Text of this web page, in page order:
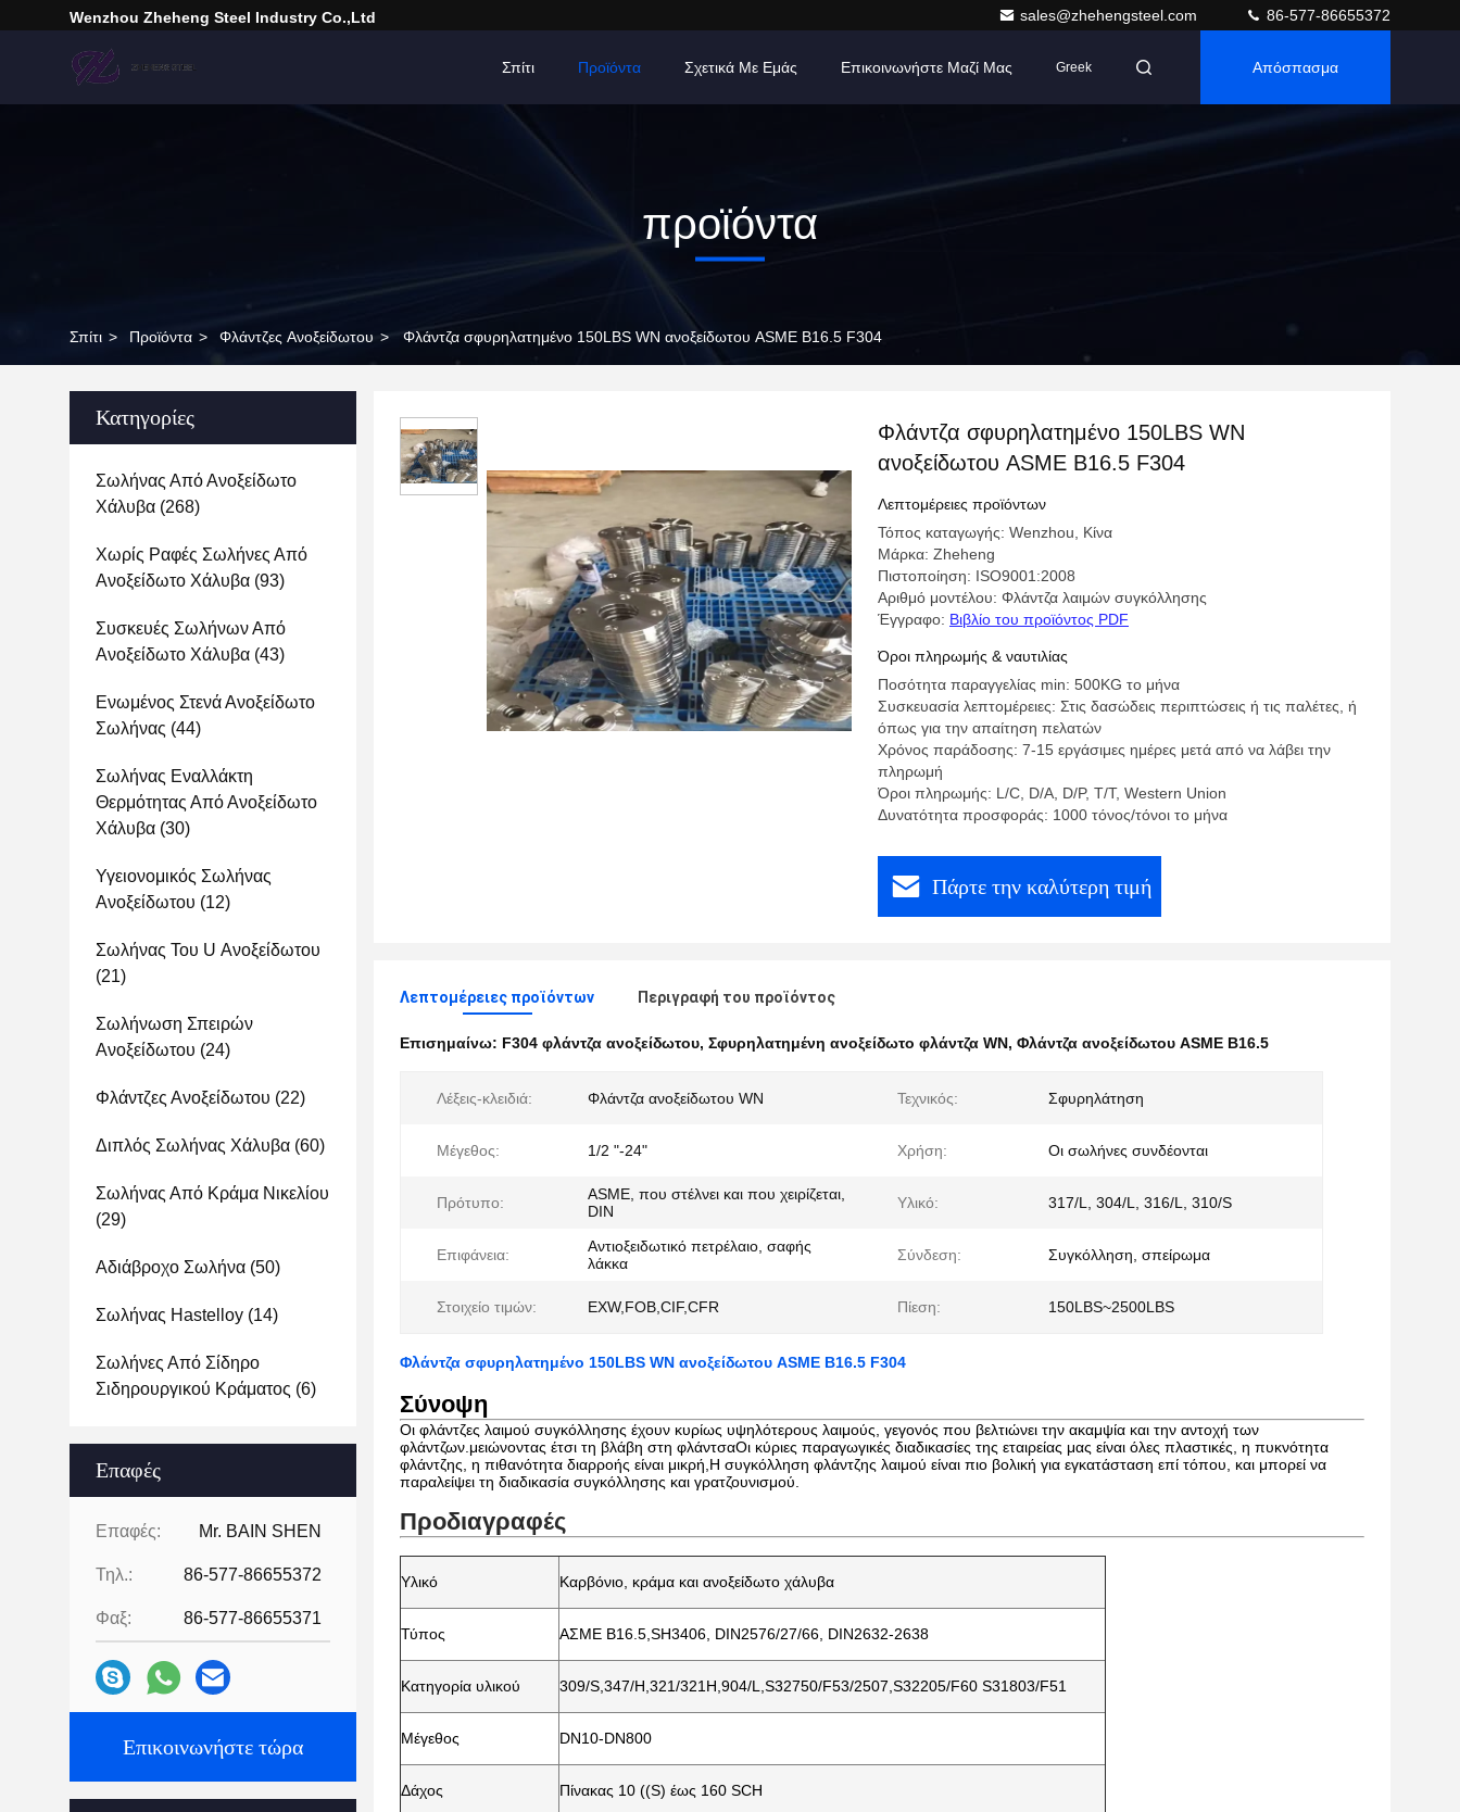
Wenzhou Zheheng Steel Industry Co.,Ltd sales@zhehengsteel.com 86-577-86655372
Σπίτι Προϊόντα Σχετικά Με Εμάς Επικοινωνήστε Μαζί Μας Greek Απόσπασμα
προϊόντα
Σπίτι > Προϊόντα > Φλάντζες Ανοξείδωτου > Φλάντζα σφυρηλατημένο 150LBS WN ανοξείδωτου ASME B16.5 F304
Κατηγορίες
Σωλήνας Από Ανοξείδωτο
Χάλυβα (268)
Χωρίς Ραφές Σωλήνες Από
Ανοξείδωτο Χάλυβα (93)
Συσκευές Σωλήνων Από
Ανοξείδωτο Χάλυβα (43)
Ενωμένος Στενά Ανοξείδωτο
Σωλήνας (44)
Σωλήνας Εναλλάκτη
Θερμότητας Από Ανοξείδωτο
Χάλυβα (30)
Υγειονομικός Σωλήνας
Ανοξείδωτου (12)
Σωλήνας Του U Ανοξείδωτου
(21)
Σωλήνωση Σπειρών
Ανοξείδωτου (24)
Φλάντζες Ανοξείδωτου (22)
Διπλός Σωλήνας Χάλυβα (60)
Σωλήνας Από Κράμα Νικελίου
(29)
Αδιάβροχο Σωλήνα (50)
Σωλήνας Hastelloy (14)
Σωλήνες Από Σίδηρο
Σιδηρουργικού Κράματος (6)
Επαφές
Επαφές: Mr. BAIN SHEN
Τηλ.: 86-577-86655372
Φαξ: 86-577-86655371
Επικοινωνήστε τώρα
Φλάντζα σφυρηλατημένο 150LBS WN
ανοξείδωτου ASME B16.5 F304
Λεπτομέρειες προϊόντων
Τόπος καταγωγής: Wenzhou, Κίνα
Μάρκα: Zheheng
Πιστοποίηση: ISO9001:2008
Αριθμό μοντέλου: Φλάντζα λαιμών συγκόλλησης
Έγγραφο: Βιβλίο του προϊόντος PDF
Όροι πληρωμής & ναυτιλίας
Ποσότητα παραγγελίας min: 500KG το μήνα
Συσκευασία λεπτομέρειες: Στις δασώδεις περιπτώσεις ή τις παλέτες, ή
όπως για την απαίτηση πελατών
Χρόνος παράδοσης: 7-15 εργάσιμες ημέρες μετά από να λάβει την
πληρωμή
Όροι πληρωμής: L/C, D/A, D/P, T/T, Western Union
Δυνατότητα προσφοράς: 1000 τόνος/τόνοι το μήνα
Πάρτε την καλύτερη τιμή
Λεπτομέρειες προϊόντων Περιγραφή του προϊόντος
Επισημαίνω: F304 φλάντζα ανοξείδωτου, Σφυρηλατημένη ανοξείδωτο φλάντζα WN, Φλάντζα ανοξείδωτου ASME B16.5
Λέξεις-κλειδιά: Φλάντζα ανοξείδωτου WN Τεχνικός: Σφυρηλάτηση
Μέγεθος: 1/2 "-24" Χρήση: Οι σωλήνες συνδέονται
Πρότυπο:
ASME, που στέλνει και που χειρίζεται,
DIN
Υλικό: 317/L, 304/L, 316/L, 310/S
Επιφάνεια:
Αντιοξειδωτικό πετρέλαιο, σαφής
λάκκα
Σύνδεση: Συγκόλληση, σπείρωμα
Στοιχείο τιμών: EXW,FOB,CIF,CFR Πίεση: 150LBS~2500LBS
Φλάντζα σφυρηλατημένο 150LBS WN ανοξείδωτου ASME B16.5 F304
Σύνοψη
Οι φλάντζες λαιμού συγκόλλησης έχουν κυρίως υψηλότερους λαιμούς, γεγονός που βελτιώνει την ακαμψία και την αντοχή των
φλάντζων.μειώνοντας έτσι τη βλάβη στη φλάντσαΟι κύριες παραγωγικές διαδικασίες της εταιρείας μας είναι όλες πλαστικές, η πυκνότητα
φλάντζης, η πιθανότητα διαρροής είναι μικρή,Η συγκόλληση φλάντζης λαιμού είναι πιο βολική για εγκατάσταση επί τόπου, και μπορεί να
παραλείψει τη διαδικασία συγκόλλησης και γρατζουνισμού.
Προδιαγραφές
Υλικό Καρβόνιο, κράμα και ανοξείδωτο χάλυβα
Τύπος ΑΣΜΕ Β16.5,SH3406, DIN2576/27/66, DIN2632-2638
Κατηγορία υλικού 309/S,347/H,321/321H,904/L,S32750/F53/2507,S32205/F60 S31803/F51
Μέγεθος DN10-DN800
Δάχος Πίνακας 10 ((S) έως 160 SCH